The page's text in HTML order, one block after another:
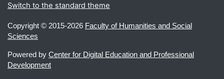
Switch to the standard theme
Copyright © 2015-2026 Faculty of Humanities and Social
Sciences
Powered by Center for Digital Education and Professional
Development